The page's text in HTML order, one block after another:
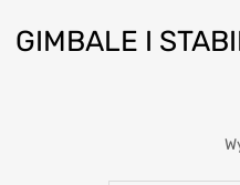
GIMBALE I